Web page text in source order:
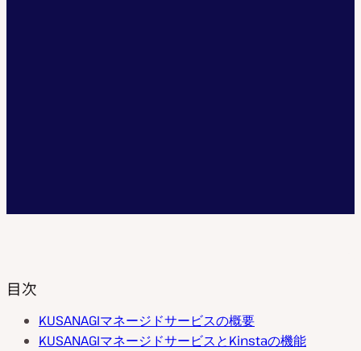
目次
KUSANAGIマネージドサービスの概要
KUSANAGIマネージドサービスとKinstaの機能